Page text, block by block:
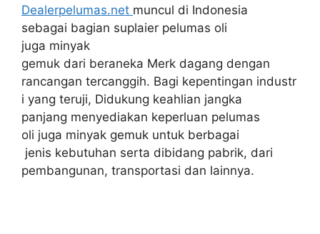
Dealerpelumas.net muncul di Indonesia
sebagai bagian suplaier pelumas oli
juga minyak
gemuk dari beraneka Merk dagang dengan
rancangan tercanggih. Bagi kepentingan industr
i yang teruji, Didukung keahlian jangka
panjang menyediakan keperluan pelumas
oli juga minyak gemuk untuk berbagai
jenis kebutuhan serta dibidang pabrik, dari
pembangunan, transportasi dan lainnya.